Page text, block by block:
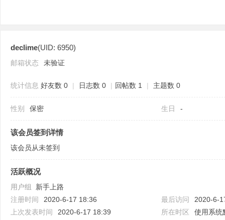
declime(UID: 6950)
邮箱状态 未验证
统计信息 好友数 0 | 日志数 0 | 回帖数 1 | 主题数 0
性别 保密 生日 -
该会员签到详情
该会员从未签到
活跃概况
用户组 新手上路
注册时间
2020-6-17 18:36 最后访问
2020-6-
上次发表时间
2020-6-17 18:39 所在时区 使用系统